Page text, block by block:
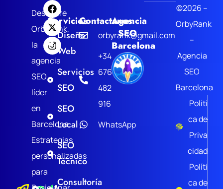
Descubre
OrbyRank,
la
agencia
SEO
líder
en
Barcelona.
Estrategias
personalizadas
para
Servicios
Diseño
Web
Servicios
SEO
SEO
Local
SEO
Técnico
Consultoría
Contactanos
orbyrank@gmail.com
+34
676
482
916
WhatsApp
Agencia
SEO
Barcelona
©2026 –
OrbyRank
–
Agencia
SEO
Barcelona
Políti
ca de
Priva
cidad
Políti
ca de